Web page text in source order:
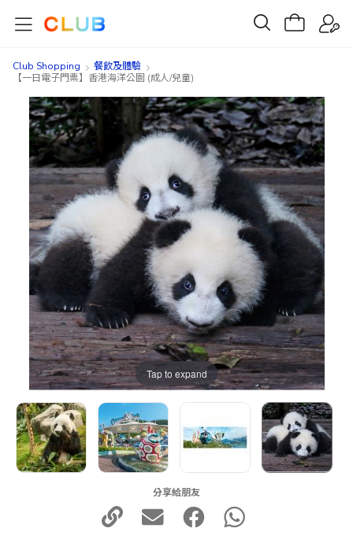
Club Shopping
餐飲及體驗
【一日電子門票】香港海洋公園 (成人/兒童)
Skip
images
gallery
Skip
beginning
images
gallery
Tap to expand
分享給朋友